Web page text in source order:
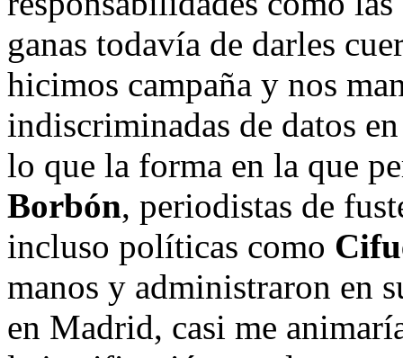
ganas todavía de darles
hicimos campaña y nos
indiscriminadas de datos
lo que la forma en la que
Borbón, periodistas de
incluso políticas como
manos y administraron en
en Madrid, casi me